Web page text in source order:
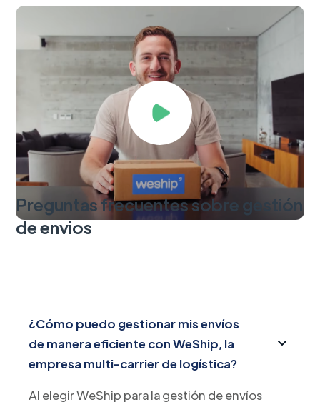
Preguntas frecuentes sobre gestión
de envios
¿Cómo puedo gestionar mis envíos
de manera eficiente con WeShip, la
empresa multi-carrier de logística?
Al elegir WeShip para la gestión de envíos